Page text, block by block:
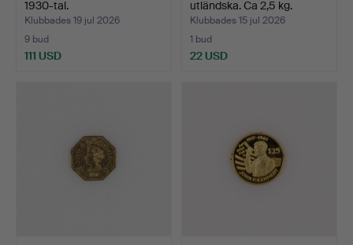
1930-tal.
Klubbades 19 jul 2026
9 bud
111 USD
utländska. Ca 2,5 kg.
Klubbades 15 jul 2026
1 bud
22 USD